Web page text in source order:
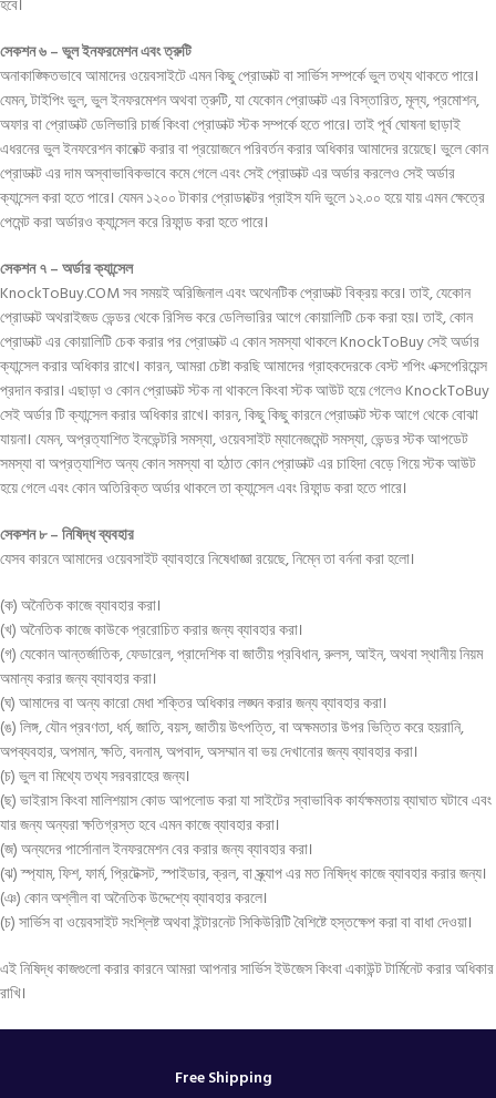
হবে।
সেকশন ৬ – ভুল ইনফরমেশন এবং ত্রুটি
অনাকাঙ্ক্ষিতভাবে আমাদের ওয়েবসাইটে এমন কিছু প্রোডাক্ট বা সার্ভিস সম্পর্কে ভুল তথ্য থাকতে পারে।
যেমন, টাইপিং ভুল, ভুল ইনফরমেশন অথবা ত্রুটি, যা যেকোন প্রোডাক্ট এর বিস্তারিত, মূল্য, প্রমোশন,
অফার বা প্রোডাক্ট ডেলিভারি চার্জ কিংবা প্রোডাক্ট স্টক সম্পর্কে হতে পারে। তাই পূর্ব ঘোষনা ছাড়াই
এধরনের ভুল ইনফরেশন কারেক্ট করার বা প্রয়োজনে পরিবর্তন করার অধিকার আমাদের রয়েছে। ভুলে কোন
প্রোডাক্ট এর দাম অস্বাভাবিকভাবে কমে গেলে এবং সেই প্রোডাক্ট এর অর্ডার করলেও সেই অর্ডার
ক্যান্সেল করা হতে পারে। যেমন ১২০০ টাকার প্রোডাক্টের প্রাইস যদি ভুলে ১২.০০ হয়ে যায় এমন ক্ষেত্রে
পেমেন্ট করা অর্ডারও ক্যান্সেল করে রিফান্ড করা হতে পারে।
সেকশন ৭ – অর্ডার ক্যান্সেল
KnockToBuy.COM সব সময়ই অরিজিনাল এবং অথেনটিক প্রোডাক্ট বিক্রয় করে। তাই, যেকোন
প্রোডাক্ট অথরাইজড ভেন্ডর থেকে রিসিভ করে ডেলিভারির আগে কোয়ালিটি চেক করা হয়। তাই, কোন
প্রোডাক্ট এর কোয়ালিটি চেক করার পর প্রোডাক্ট এ কোন সমস্যা থাকলে KnockToBuy সেই অর্ডার
ক্যান্সেল করার অধিকার রাখে। কারন, আমরা চেষ্টা করছি আমাদের গ্রাহকদেরকে বেস্ট শপিং এক্সপেরিয়েন্স
প্রদান করার। এছাড়া ও কোন প্রোডাক্ট স্টক না থাকলে কিংবা স্টক আউট হয়ে গেলেও KnockToBuy
সেই অর্ডার টি ক্যান্সেল করার অধিকার রাখে। কারন, কিছু কিছু কারনে প্রোডাক্ট স্টক আগে থেকে বোঝা
যায়না। যেমন, অপ্রত্যাশিত ইনভেন্টরি সমস্যা, ওয়েবসাইট ম্যানেজমেন্ট সমস্যা, ভেন্ডর স্টক আপডেট
সমস্যা বা অপ্রত্যাশিত অন্য কোন সমস্যা বা হঠাত কোন প্রোডাক্ট এর চাহিদা বেড়ে গিয়ে স্টক আউট
হয়ে গেলে এবং কোন অতিরিক্ত অর্ডার থাকলে তা ক্যান্সেল এবং রিফান্ড করা হতে পারে।
সেকশন ৮ – নিষিদ্ধ ব্যবহার
যেসব কারনে আমাদের ওয়েবসাইট ব্যাবহারে নিষেধাজ্ঞা রয়েছে, নিম্নে তা বর্ননা করা হলো।
(ক) অনৈতিক কাজে ব্যাবহার করা।
(খ) অনৈতিক কাজে কাউকে প্ররোচিত করার জন্য ব্যাবহার করা।
(গ) যেকোন আন্তর্জাতিক, ফেডারেল, প্রাদেশিক বা জাতীয় প্রবিধান, রুলস, আইন, অথবা স্থানীয় নিয়ম
অমান্য করার জন্য ব্যাবহার করা।
(ঘ) আমাদের বা অন্য কারো মেধা শক্তির অধিকার লঙ্ঘন করার জন্য ব্যাবহার করা।
(ঙ) লিঙ্গ, যৌন প্রবণতা, ধর্ম, জাতি, বয়স, জাতীয় উৎপত্তি, বা অক্ষমতার উপর ভিত্তি করে হয়রানি,
অপব্যবহার, অপমান, ক্ষতি, বদনাম, অপবাদ, অসম্মান বা ভয় দেখানোর জন্য ব্যাবহার করা।
(চ) ভুল বা মিথ্যে তথ্য সরবরাহের জন্য।
(ছ) ভাইরাস কিংবা মালিশয়াস কোড আপলোড করা যা সাইটের স্বাভাবিক কার্যক্ষমতায় ব্যাঘাত ঘটাবে এবং
যার জন্য অন্যরা ক্ষতিগ্রস্ত হবে এমন কাজে ব্যাবহার করা।
(জ) অন্যদের পার্সোনাল ইনফরমেশন বের করার জন্য ব্যাবহার করা।
(ঝ) স্প্যাম, ফিশ, ফার্ম, প্রিটেক্সট, স্পাইডার, ক্রল, বা স্ক্র্যাপ এর মত নিষিদ্ধ কাজে ব্যাবহার করার জন্য।
(ঞ) কোন অশ্লীল বা অনৈতিক উদ্দেশ্যে ব্যাবহার করলে।
(চ) সার্ভিস বা ওয়েবসাইট সংশ্লিষ্ট অথবা ইন্টারনেট সিকিউরিটি বৈশিষ্টে হস্তক্ষেপ করা বা বাধা দেওয়া।
এই নিষিদ্ধ কাজগুলো করার কারনে আমরা আপনার সার্ভিস ইউজেস কিংবা একাউন্ট টার্মিনেট করার অধিকার
রাখি।
Free Shipping